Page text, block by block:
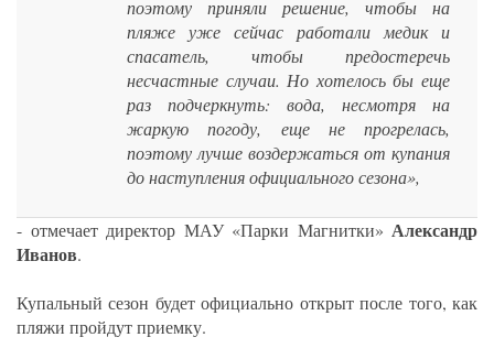
поэтому приняли решение, чтобы на
пляже уже сейчас работали медик и
спасатель, чтобы предостеречь
несчастные случаи. Но хотелось бы еще
раз подчеркнуть: вода, несмотря на
жаркую погоду, еще не прогрелась,
поэтому лучше воздержаться от купания
до наступления официального сезона»,
- отмечает директор МАУ «Парки Магнитки» Александр
Иванов.
Купальный сезон будет официально открыт после того, как
пляжи пройдут приемку.